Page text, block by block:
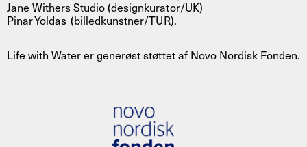
Jane Withers Studio (designkurator/UK)
Pinar Yoldas (billedkunstner/TUR).
Life with Water er generøst støttet af Novo Nordisk Fonden.